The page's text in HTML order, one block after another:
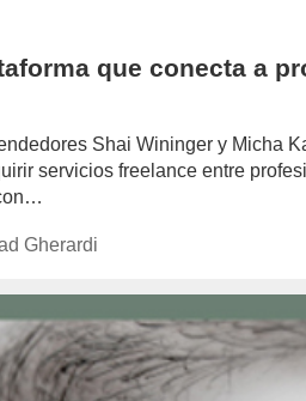
que conecta a
Shai Wininger y Micha
servicios freelance entre
www.experimenta.es/author/
Gherardi